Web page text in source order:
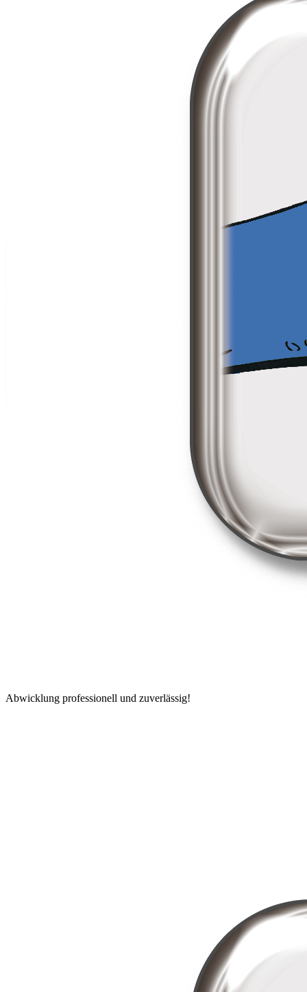
Abwicklung professionell und zuverlässig!